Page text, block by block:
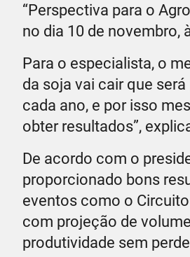
“Perspectiva para o
no dia 10 de novembro,
Para o especialista, o
da soja vai cair que
cada ano, e por isso
obter resultados”,
De acordo com o
proporcionado bons
eventos como o
com projeção de
produtividade sem